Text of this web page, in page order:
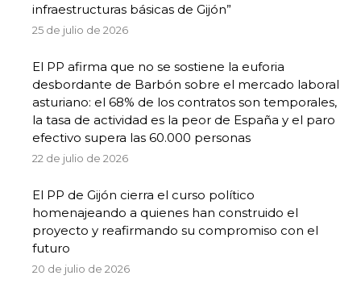
infraestructuras básicas de Gijón”
25 de julio de 2026
El PP afirma que no se sostiene la euforia
desbordante de Barbón sobre el mercado laboral
asturiano: el 68% de los contratos son temporales,
la tasa de actividad es la peor de España y el paro
efectivo supera las 60.000 personas
22 de julio de 2026
El PP de Gijón cierra el curso político
homenajeando a quienes han construido el
proyecto y reafirmando su compromiso con el
futuro
20 de julio de 2026